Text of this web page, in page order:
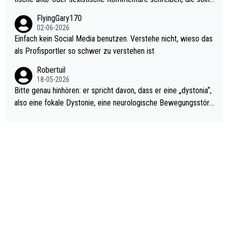
gas) antun würde, wenn er doch eigentlich die PDC-WM als Zi
el hat.
s Leben in den Griff kriegen. Nur eins wundert mich: Luke Little
r war doch neulich erst derjenige, der über Social Media GvV p
rovoziert hat. Und Littlers Mutter schießt öfters mal gegen Ric
FlyingGary170
02-06-2026
Einfach kein Social Media benutzen. Verstehe nicht, wieso das
als Profisportler so schwer zu verstehen ist
Robertuil
18-05-2026
Bitte genau hinhören: er spricht davon, dass er eine „dystonia“,
also eine fokale Dystonie, eine neurologische Bewegungsstöru